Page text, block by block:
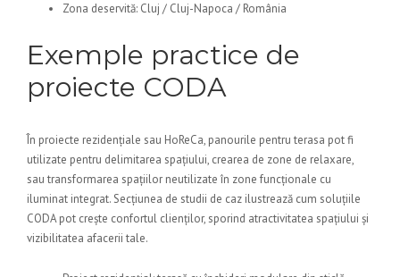
Zona deservită: Cluj / Cluj-Napoca / România
Exemple practice de
proiecte CODA
În proiecte rezidențiale sau HoReCa, panourile pentru terasa pot fi
utilizate pentru delimitarea spațiului, crearea de zone de relaxare,
sau transformarea spațiilor neutilizate în zone funcționale cu
iluminat integrat. Secțiunea de studii de caz ilustrează cum soluțiile
CODA pot crește confortul clienților, sporind atractivitatea spațiului și
vizibilitatea afacerii tale.